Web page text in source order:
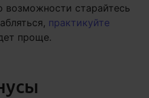
возможности старайтесь
практикуйте
проще.